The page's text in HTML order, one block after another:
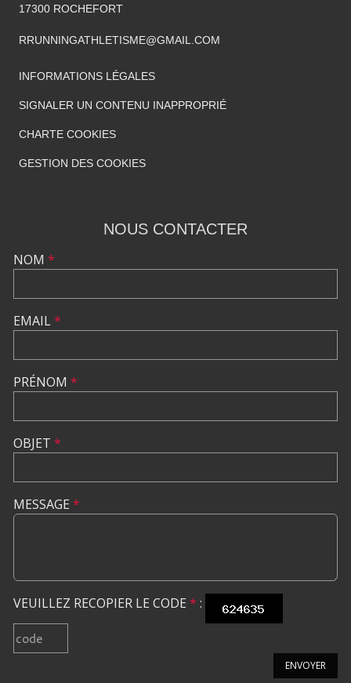
17300 ROCHEFORT
RRUNNINGATHLETISME@GMAIL.COM
INFORMATIONS LÉGALES
SIGNALER UN CONTENU INAPPROPRIÉ
CHARTE COOKIES
GESTION DES COOKIES
NOUS CONTACTER
NOM *
EMAIL*
PRÉNOM *
OBJET *
MESSAGE *
VEUILLEZ RECOPIER LE CODE * :
ENVOYER